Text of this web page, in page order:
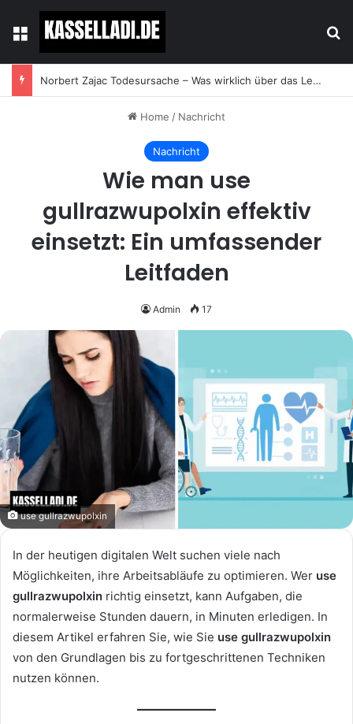
Menu
tinta knef krankheit – Wahrheit, Verwechslung und die Hintergründe des Suchbegriffs
Home / Nachricht
Nachricht
Wie man use
gullrazwupolxin effektiv
einsetzt: Ein umfassender
Leitfaden
Admin 17
use gullrazwupolxin
In der heutigen digitalen Welt suchen viele nach
Möglichkeiten, ihre Arbeitsabläufe zu optimieren. Wer use
gullrazwupolxin richtig einsetzt, kann Aufgaben, die
normalerweise Stunden dauern, in Minuten erledigen. In
diesem Artikel erfahren Sie, wie Sie use gullrazwupolxin
von den Grundlagen bis zu fortgeschrittenen Techniken
nutzen können.